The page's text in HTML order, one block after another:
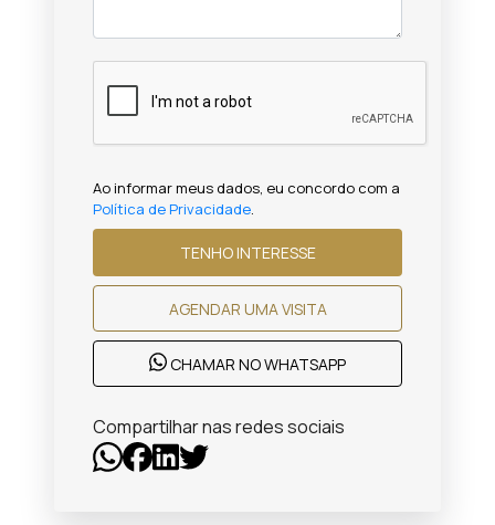
Ao informar meus dados, eu concordo com a
Política de Privacidade.
TENHO INTERESSE
AGENDAR UMA VISITA
CHAMAR NO WHATSAPP
Compartilhar nas redes sociais